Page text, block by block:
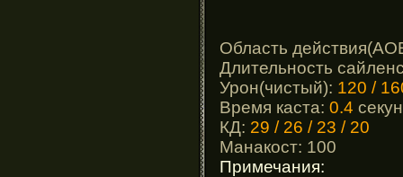
Область
Длительность
Урон(чистый): 120 /
Время каста: 0.4
КД: 29 / 26 / 23 / 20
Манакост: 100
Примечания: